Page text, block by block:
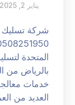
يناير 2, 2025
شركة
المتحدة
بالرياض من
خدمات
العديد من